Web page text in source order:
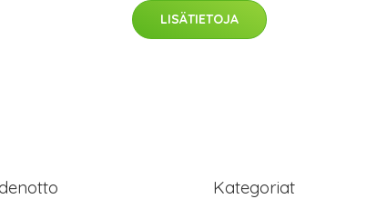
LISÄTIETOJA
Kategoriat